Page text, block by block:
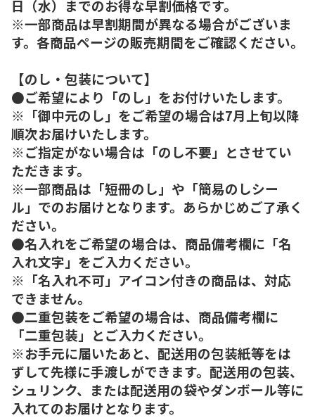
日（水）までのお得な早割価格です。
※一部商品は早割期間が異なる場合がございま
す。各商品ページの販売期間をご確認ください。
【のし・包装について】
●ご希望により「のし」をお付けいたします。
※「御中元のし」をご希望の場合は7月上旬以降
順次お届けいたします。
※ご指定がない場合は「のし不要」とさせてい
ただきます。
※一部商品は「短冊のし」や「簡易のしシー
ル」でのお届けとなります。あらかじめご了承く
ださい。
●名入れをご希望の場合は、商品備考欄に「名
入れ文字」をご入力ください。
※「名入れ不可」アイコン付きの商品は、対応
できません。
●二重包装をご希望の場合は、商品備考欄に
「二重包装」とご入力ください。
※お手元に届いたあと、配送用の包装紙等をは
ずして先様に手渡しができます。配送用の包装、
シュリンク、または配送用の袋やダンボール等に
入れてのお届けとなります。